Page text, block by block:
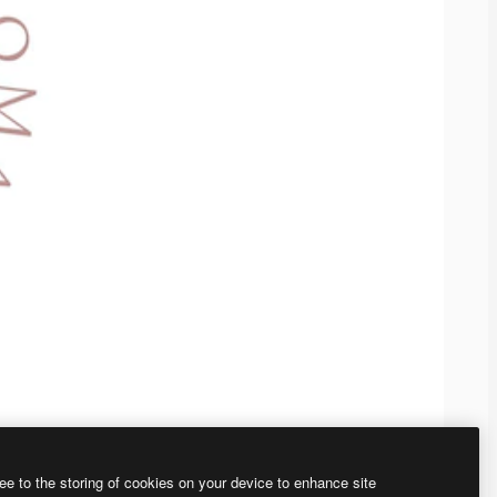
to the storing of cookies on your device to enhance site